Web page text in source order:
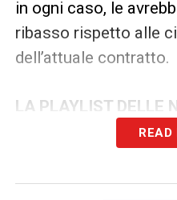
in ogni caso, le
ribasso rispetto alle
dell’attuale contratto.
LA PLAYLIST DELLE
READ